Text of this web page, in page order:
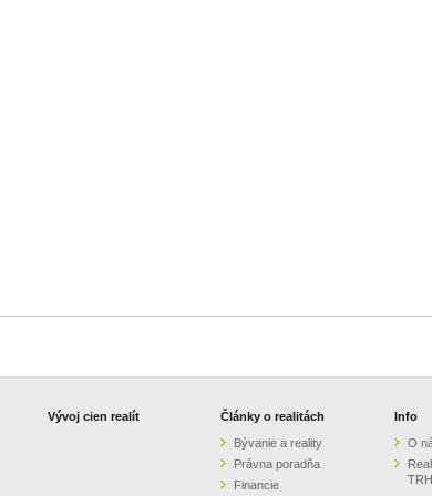
Vývoj cien realít
Články o realitách
Bývanie a reality
Právna poradňa
Financie
Info
O